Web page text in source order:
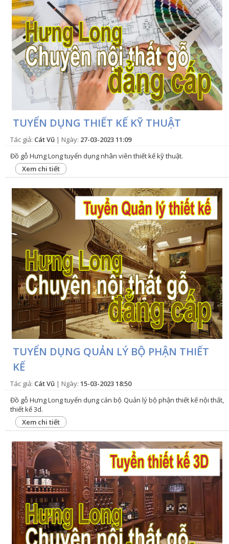
TUYỂN DỤNG THIẾT KẾ KỸ THUẬT
Tác giả: Cát Vũ | Ngày: 27-03-2023 11:09
Đồ gỗ Hưng Long tuyển dụng nhân viên thiết kế kỹ thuật.
Xem chi tiết
TUYỂN DỤNG QUẢN LÝ BỘ PHẬN THIẾT
KẾ
Tác giả: Cát Vũ | Ngày: 15-03-2023 18:50
Đồ gỗ Hưng Long tuyển dụng cán bộ Quản lý bộ phận thiết kế nội thất,
thiết kế 3d.
Xem chi tiết